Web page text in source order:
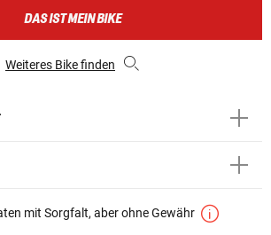
DAS IST MEIN BIKE
Weiteres Bike finden
mit Sorgfalt, aber ohne Gewähr